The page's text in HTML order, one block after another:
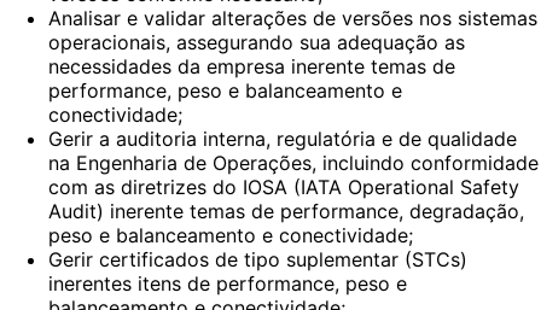
Analisar e validar alterações de versões nos sistemas
operacionais, assegurando sua adequação as
necessidades da empresa inerente temas de
performance, peso e balanceamento e
conectividade;
Gerir a auditoria interna, regulatória e de qualidade
na Engenharia de Operações, incluindo conformidade
com as diretrizes do IOSA (IATA Operational Safety
Audit) inerente temas de performance, degradação,
peso e balanceamento e conectividade;
Gerir certificados de tipo suplementar (STCs)
inerentes itens de performance, peso e